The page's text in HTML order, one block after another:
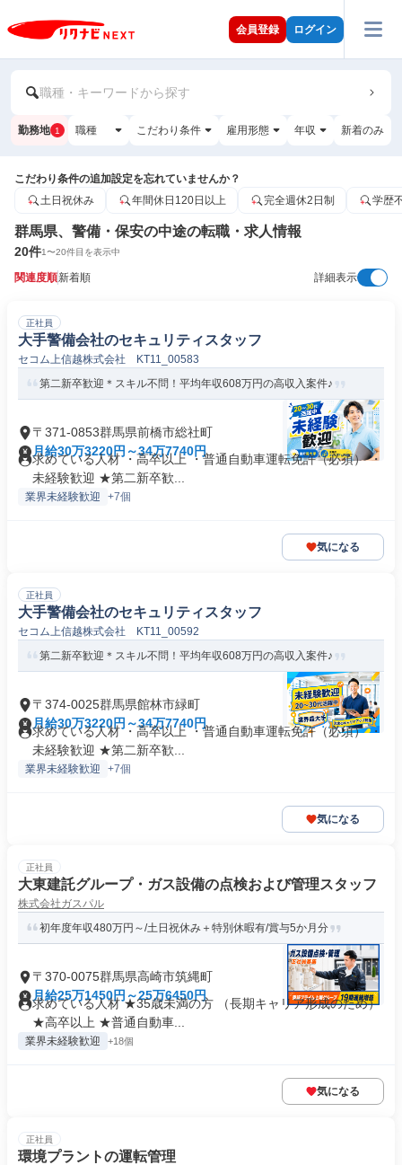
会員登録 ログイン
職種・キーワードから探す
勤務地 1 職種 こだわり条件 雇用形態 年収 新着のみ
こだわり条件の追加設定を忘れていませんか？
土日祝休み
年間休日120日以上 完全週休2日制 学歴
群馬県、警備・保安の中途の転職・求人情報
20件1〜20件目を表示中
関連度順新着順 詳細表示
正社員
大手警備会社のセキュリティスタッフ
セコム上信越株式会社 KT11_00583
第二新卒歓迎＊スキル不問！平均年収608万円の高収入案件♪
〒371-0853群馬県前橋市総社町
月給30万3220円～34万7740円
求めている人材 ・高卒以上 ・普通自動車運転免許（必須） ・
未経験歓迎 ★第二新卒歓...
業界未経験歓迎 +7個
気になる
正社員
大手警備会社のセキュリティスタッフ
セコム上信越株式会社 KT11_00592
第二新卒歓迎＊スキル不問！平均年収608万円の高収入案件♪
〒374-0025群馬県館林市緑町
月給30万3220円～34万7740円
求めている人材 ・高卒以上 ・普通自動車運転免許（必須） ・
未経験歓迎 ★第二新卒歓...
業界未経験歓迎 +7個
気になる
正社員
大東建託グループ・ガス設備の点検および管理スタッフ
株式会社ガスパル
初年度年収480万円～/土日祝休み＋特別休暇有/賞与5か月分
〒370-0075群馬県高崎市筑縄町
月給25万1450円～25万6450円
求めている人材 ★35歳未満の方 （長期キャリア形成のため）
★高卒以上 ★普通自動車...
業界未経験歓迎 +18個
気になる
正社員
環境プラントの運転管理